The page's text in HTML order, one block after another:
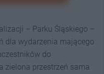
– Parku Śląskiego –
dla wydarzenia mającego
do
zielona przestrzeń sama